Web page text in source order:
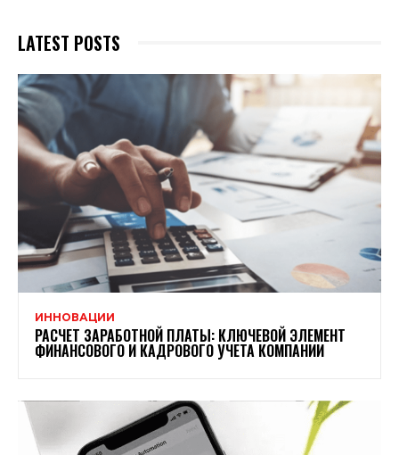
LATEST POSTS
ИННОВАЦИИ
РАСЧЕТ ЗАРАБОТНОЙ ПЛАТЫ: КЛЮЧЕВОЙ ЭЛЕМЕНТ
ФИНАНСОВОГО И КАДРОВОГО УЧЕТА КОМПАНИИ